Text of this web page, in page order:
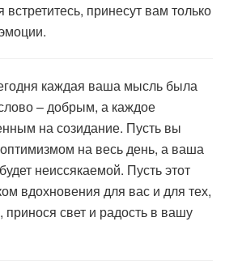
принесут вам только
каждая ваша мысль была
– добрым, а каждое
на созидание. Пусть вы
на весь день, а ваша
неиссякаемой. Пусть этот
вдохновения для вас и для тех,
принося свет и радость в вашу